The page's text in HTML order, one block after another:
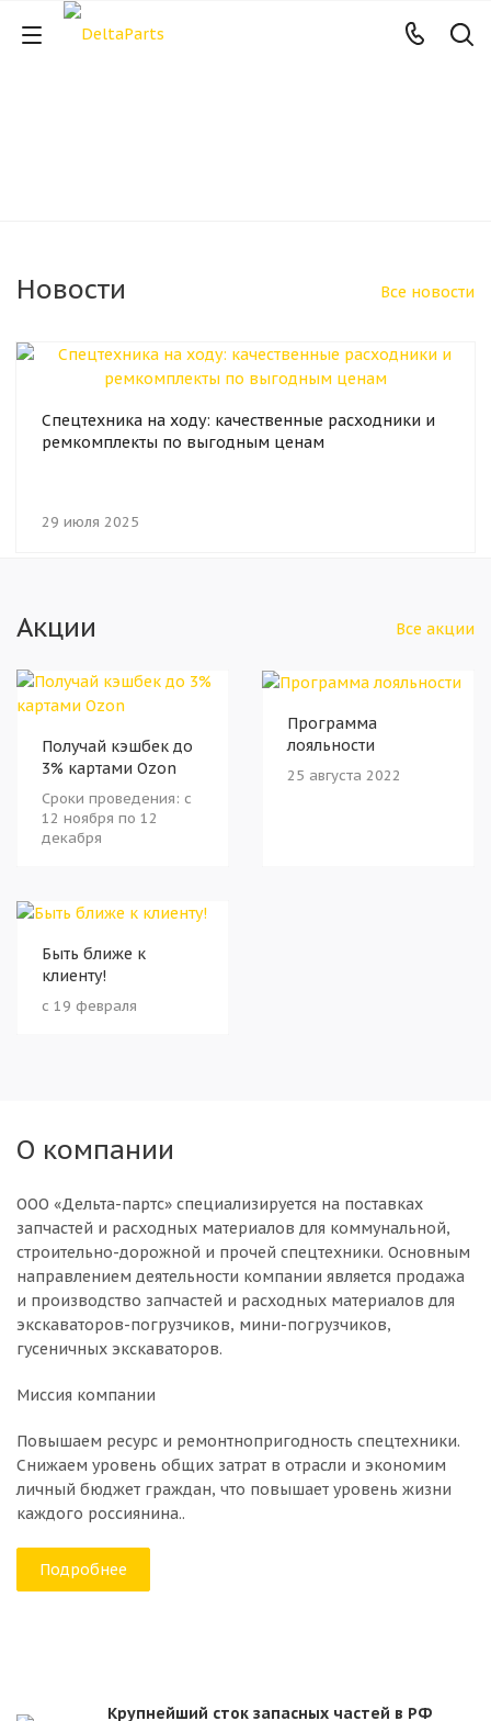
Новости Все новости
29 июля 2025
Спецтехника на ходу: качественные расходники и
ремкомплекты по выгодным ценам
Акции Все акции
Получай кэшбек до
3% картами Ozon
Сроки проведения: с
12 ноября по 12
декабря
Программа
лояльности
25 августа 2022
Быть ближе к
клиенту!
с 19 февраля
О компании
ООО «Дельта-партс» специализируется на поставках
запчастей и расходных материалов для коммунальной,
строительно-дорожной и прочей спецтехники. Основным
направлением деятельности компании является продажа
и производство запчастей и расходных материалов для
экскаваторов-погрузчиков, мини-погрузчиков,
гусеничных экскаваторов.
Миссия компании
Повышаем ресурс и ремонтнопригодность спецтехники.
Снижаем уровень общих затрат в отрасли и экономим
личный бюджет граждан, что повышает уровень жизни
каждого россиянина..
Подробнее
Крупнейший сток запасных частей в РФ